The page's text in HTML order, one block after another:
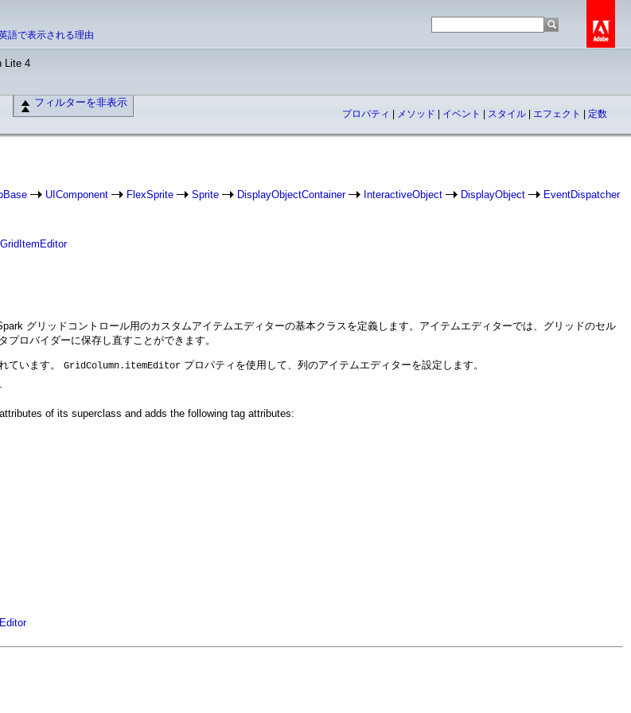
語で表示される理由
Lite 4
フィルターを非表示
プロパティ メソッド イベント スタイル エフェクト 定数
UIComponent FlexSprite Sprite DisplayObjectContainer InteractiveObject DisplayObject
EventDispatcher
グリッドコントロール用のカスタムアイテムエディターの基本クラスを定義します。アイテムエディターでは、グリッドのセル
ロバイダーに保存し直すことができます。
ています。 GridColumn.itemEditor プロパティを使用して、列のアイテムエディターを設定します。
of its superclass and adds the following tag attributes: